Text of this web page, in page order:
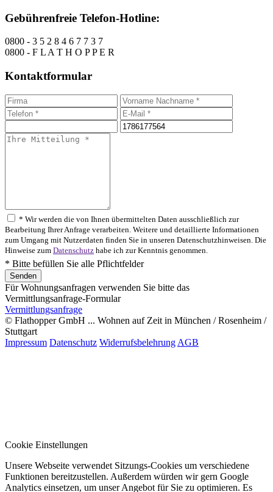
Gebührenfreie Telefon-Hotline:
0800 - 3 5 2 8 4 6 7 7 3 7
0800 - F L A T H O P P E R
Kontaktformular
* Wir werden die von Ihnen übermittelten Daten ausschließlich zur
Bearbeitung Ihrer Anfrage verarbeiten. Weitere und detaillierte Informationen
zum Umgang mit Nutzerdaten finden Sie in unseren Datenschutzhinweisen. Die
Hinweise zum Datenschutz habe ich zur Kenntnis genommen.
* Bitte befüllen Sie alle Pflichtfelder
Für Wohnungsanfragen verwenden Sie bitte das
Vermittlungsanfrage-Formular
Vermittlungsanfrage
© Flathopper GmbH ... Wohnen auf Zeit in München / Rosenheim /
Stuttgart
Impressum Datenschutz Widerrufsbelehrung AGB
Cookie Einstellungen
Unsere Webseite verwendet Sitzungs-Cookies um verschiedene
Funktionen bereitzustellen. Außerdem würden wir gern Google
Analytics einsetzen, um unser Angebot für Sie zu optimieren. Es